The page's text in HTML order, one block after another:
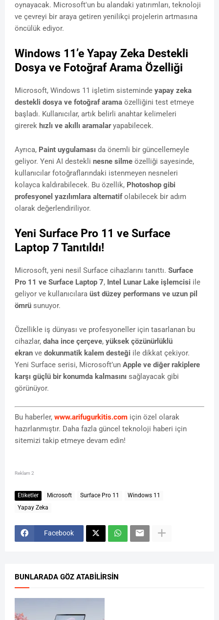
oynayacak. Microsoft'un bu alandaki yatırımları, teknoloji
ve çevreyi bir araya getiren yenilikçi projelerin artmasına
öncülük ediyor.
Windows 11’e Yapay Zeka Destekli
Dosya ve Fotoğraf Arama Özelliği
Microsoft, Windows 11 işletim sisteminde yapay zeka
destekli dosya ve fotoğraf arama özelliğini test etmeye
başladı. Kullanıcılar, artık belirli anahtar kelimeleri
girerek hızlı ve akıllı aramalaryapabilecek.
Ayrıca, Paint uygulaması da önemli bir güncellemeyle
geliyor. Yeni AI destekli nesne silme özelliği sayesinde,
kullanıcılar fotoğraflarındaki istenmeyen nesneleri
kolayca kaldırabilecek. Bu özellik, Photoshop gibi
profesyonel yazılımlara alternatifolabilecek bir adım
olarak değerlendiriliyor.
Yeni Surface Pro 11 ve Surface
Laptop 7 Tanıtıldı!
Microsoft, yeni nesil Surface cihazlarını tanıttı. Surface
Pro 11 ve Surface Laptop 7, Intel Lunar Lake işlemcisi ile
geliyor ve kullanıcılara üst düzey performans ve uzun pil
ömrü sunuyor.
Özellikle iş dünyası ve profesyoneller için tasarlanan bu
cihazlar, daha ince çerçeve, yüksek çözünürlüklü
ekran ve dokunmatik kalem desteği ile dikkat çekiyor.
Yeni Surface serisi, Microsoft’un Apple ve diğer rakiplere
karşı güçlü bir konumda kalmasını sağlayacak gibi
görünüyor.
Bu haberler, www.arifugurkitis.com için özel olarak
hazırlanmıştır. Daha fazla güncel teknoloji haberi için
sitemizi takip etmeye devam edin!
Reklam 2
Etiketler Microsoft Surface Pro 11
Windows 11
Yapay Zeka
Facebook
BUNLARADA GÖZ ATABILIRSIN